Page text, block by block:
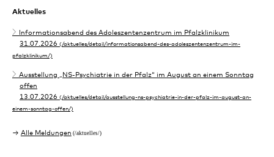
Aktuelles
Informationsabend des Adoleszentenzentrum im Pfalzklinikum
31.07.2026
Ausstellung „NS-Psychiatrie in der Pfalz“ im August an einem Sonntag
offen
13.07.2026
Alle Meldungen